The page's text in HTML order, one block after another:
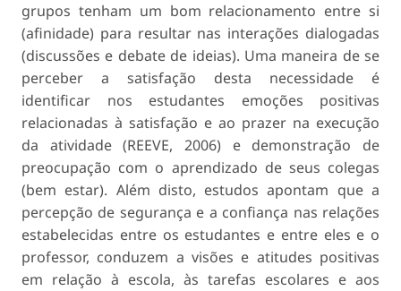
grupos tenham um bom relacionamento entre si
(afinidade) para resultar nas interações dialogadas
(discussões e debate de ideias). Uma maneira de se
perceber a satisfação desta necessidade é
identificar nos estudantes emoções positivas
relacionadas à satisfação e ao prazer na execução
da atividade (REEVE, 2006) e demonstração de
preocupação com o aprendizado de seus colegas
(bem estar). Além disto, estudos apontam que a
percepção de segurança e a confiança nas relações
estabelecidas entre os estudantes e entre eles e o
professor, conduzem a visões e atitudes positivas
em relação à escola, às tarefas escolares e aos